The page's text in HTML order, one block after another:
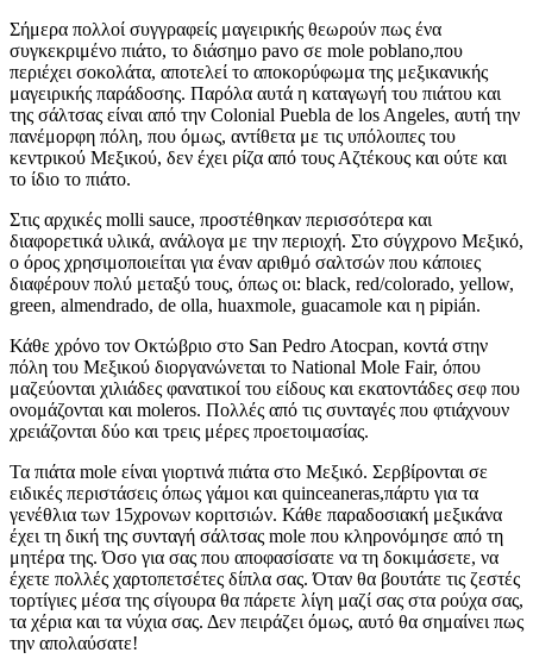
Σήμερα πολλοί συγγραφείς μαγειρικής θεωρούν πως ένα
συγκεκριμένο πιάτο, το διάσημο pavo σε mole poblano,που
περιέχει σοκολάτα, αποτελεί το αποκορύφωμα της μεξικανικής
μαγειρικής παράδοσης. Παρόλα αυτά η καταγωγή του πιάτου και
της σάλτσας είναι από την Colonial Puebla de los Angeles, αυτή την
πανέμορφη πόλη, που όμως, αντίθετα με τις υπόλοιπες του
κεντρικού Μεξικού, δεν έχει ρίζα από τους Αζτέκους και ούτε και
το ίδιο το πιάτο.
Στις αρχικές molli sauce, προστέθηκαν περισσότερα και
διαφορετικά υλικά, ανάλογα με την περιοχή. Στο σύγχρονο Μεξικό,
ο όρος χρησιμοποιείται για έναν αριθμό σαλτσών που κάποιες
διαφέρουν πολύ μεταξύ τους, όπως οι: black, red/colorado, yellow,
green, almendrado, de olla, huaxmole, guacamole και η pipián.
Κάθε χρόνο τον Οκτώβριο στο San Pedro Atocpan, κοντά στην
πόλη του Μεξικού διοργανώνεται το National Mole Fair, όπου
μαζεύονται χιλιάδες φανατικοί του είδους και εκατοντάδες σεφ που
ονομάζονται και moleros. Πολλές από τις συνταγές που φτιάχνουν
χρειάζονται δύο και τρεις μέρες προετοιμασίας.
Τα πιάτα mole είναι γιορτινά πιάτα στο Μεξικό. Σερβίρονται σε
ειδικές περιστάσεις όπως γάμοι και quinceaneras,πάρτυ για τα
γενέθλια των 15χρονων κοριτσιών. Κάθε παραδοσιακή μεξικάνα
έχει τη δική της συνταγή σάλτσας mole που κληρονόμησε από τη
μητέρα της. Όσο για σας που αποφασίσατε να τη δοκιμάσετε, να
έχετε πολλές χαρτοπετσέτες δίπλα σας. Όταν θα βουτάτε τις ζεστές
τορτίγιες μέσα της σίγουρα θα πάρετε λίγη μαζί σας στα ρούχα σας,
τα χέρια και τα νύχια σας. Δεν πειράζει όμως, αυτό θα σημαίνει πως
την απολαύσατε!